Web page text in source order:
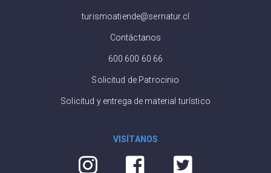
turismoatiende@sernatur.cl
Contáctanos
600 600 60 66
Solicitud de Patrocinio
Solicitud y entrega de material turístico
VISÍTANOS